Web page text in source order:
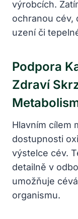
výrobcích.
ochranou cév,
uzení či
Podpora
Zdraví
Hlavním cílem
dostupnosti
výstelce cév.
detailně v
umožňuje
organismu.